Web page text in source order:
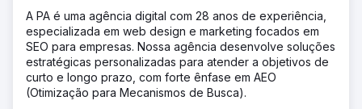
mercado e gerenciaram nosso SEO e SEM, melhorando
nossa presença online de forma eficaz.
Resultado
Desde o relançamento, as vendas aumentaram 56% no
acumulado do ano. A integração com nosso CRM
A PA é uma agência digital com 28 anos de experiência,
especializada em web design e marketing focados em
SEO para empresas. Nossa agência desenvolve soluções
estratégicas personalizadas para atender a objetivos de
curto e longo prazo, com forte ênfase em AEO
(Otimização para Mecanismos de Busca).